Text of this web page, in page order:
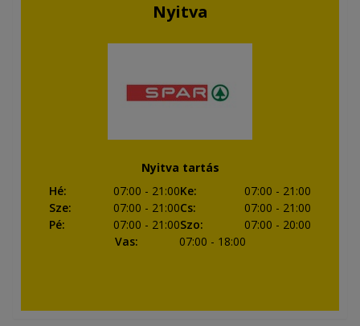
Nyitva
Nyitva tartás
Hé: 07:00 - 21:00Ke: 07:00 - 21:00
Sze: 07:00 - 21:00Cs: 07:00 - 21:00
Pé: 07:00 - 21:00Szo: 07:00 - 20:00
Vas: 07:00 - 18:00